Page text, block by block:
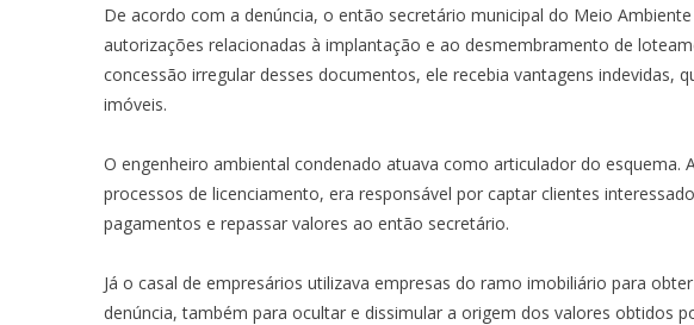
De acordo com a denúncia, o então secretário municipal do Meio
autorizações relacionadas à implantação e ao desmembramento de
concessão irregular desses documentos, ele recebia vantagens indevidas,
imóveis.
O engenheiro ambiental condenado atuava como articulador do esquema.
processos de licenciamento, era responsável por captar clientes
pagamentos e repassar valores ao então secretário.
Já o casal de empresários utilizava empresas do ramo imobiliário para
denúncia, também para ocultar e dissimular a origem dos valores obtidos